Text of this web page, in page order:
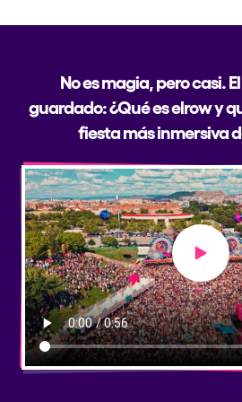
No es magia, pero casi.
guardado: ¿Qué es elrow y
fiesta más inmersiva
Play